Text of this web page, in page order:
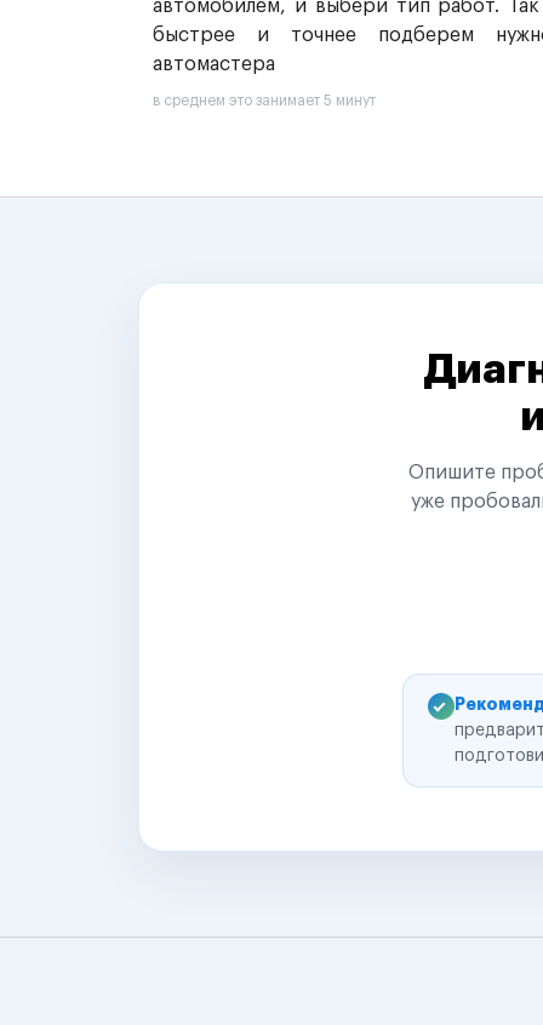
автомобилем, и выбери тип работ.
быстрее и точнее подберем
автомастера
в среднем это занимает 5 минут
Опишите
уже